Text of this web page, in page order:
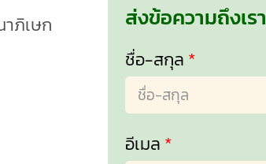
ภิเษก
ส่งข้อความถึงเรา
ชื่อ-สกุล *
อีเมล *